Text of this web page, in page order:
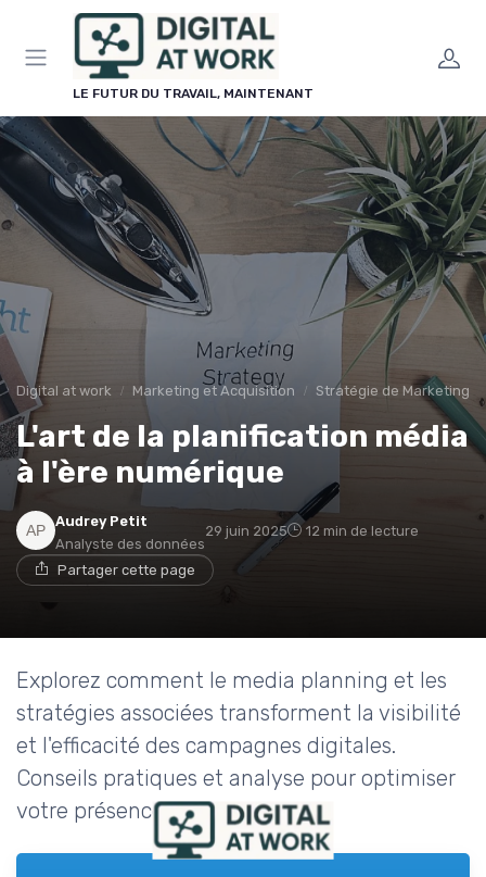
LE FUTUR DU TRAVAIL, MAINTENANT
Digital at work Marketing et Acquisition Stratégie de Marketing
L'art de la planification média
à l'ère numérique
Audrey Petit
Analyste des données
29 juin 2025 12 min de lecture
Partager cette page
Explorez comment le media planning et les
stratégies associées transforment la visibilité
et l'efficacité des campagnes digitales.
Conseils pratiques et analyse pour optimiser
votre présence en ligne.
Panneau de gestion des cookies